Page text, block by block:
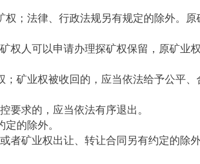
；法律、行政法规另有规定的除外。原
人可以申请办理探矿权保留，原矿业
矿业权被收回的，应当依法给予公平、
求的，应当依法有序退出。
的除外。
矿业权出让、转让合同另有约定的除外